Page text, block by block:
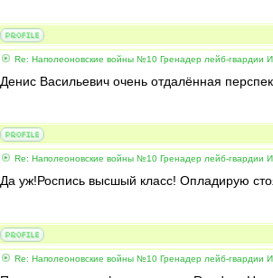
Re: Наполеоновские войны №10 Гренадер лейб-гвардии
Денис Васильевич очень отдалённая
Re: Наполеоновские войны №10 Гренадер лейб-гвардии
Да уж!Роспись высшый класс! Опладирую
Re: Наполеоновские войны №10 Гренадер лейб-гвардии